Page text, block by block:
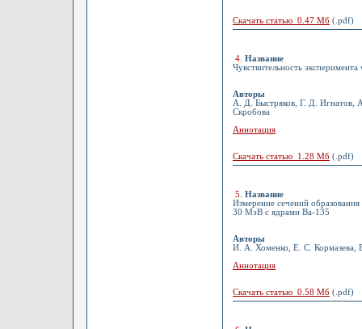
Скачать статью 0.47 Мб (.pdf)
4 Название
Чувствительность
Авторы
А. Д. Быстряков, Г. Д.
Скробова
Аннотация
Скачать статью 1.28 Мб (.pdf)
5
Название
Измерение сечений
30 МэВ с ядрами Ba-135
Авторы
И. А. Хоменко, Е. С. Кормазева,
Аннотация
Скачать статью 0.58 Мб (.pdf)